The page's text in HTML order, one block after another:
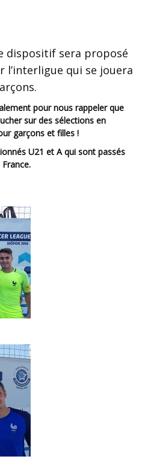
dispositif sera proposé
qui se jouera
sur des sélections en
garçons et filles !